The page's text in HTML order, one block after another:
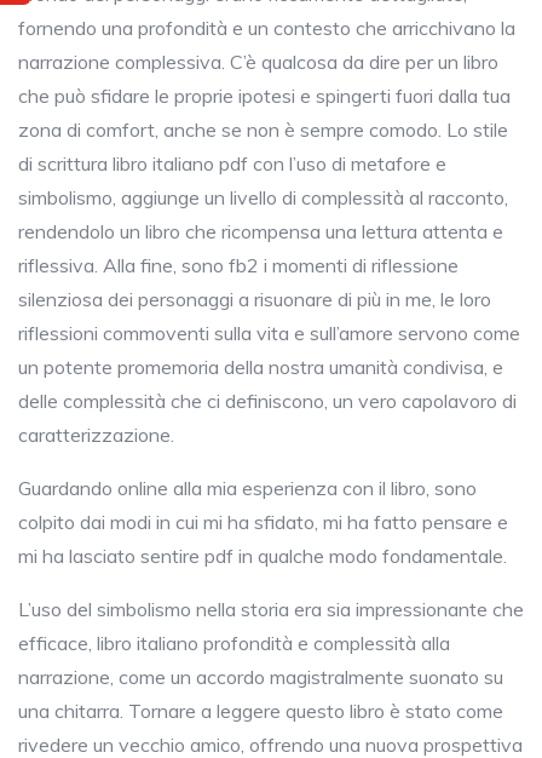
fornendo una profondità e un contesto che arricchivano la
narrazione complessiva. C’è qualcosa da dire per un libro
che può sfidare le proprie ipotesi e spingerti fuori dalla tua
zona di comfort, anche se non è sempre comodo. Lo stile
di scrittura libro italiano pdf con l’uso di metafore e
simbolismo, aggiunge un livello di complessità al racconto,
rendendolo un libro che ricompensa una lettura attenta e
riflessiva. Alla fine, sono fb2 i momenti di riflessione
silenziosa dei personaggi a risuonare di più in me, le loro
riflessioni commoventi sulla vita e sull’amore servono come
un potente promemoria della nostra umanità condivisa, e
delle complessità che ci definiscono, un vero capolavoro di
caratterizzazione.
Guardando online alla mia esperienza con il libro, sono
colpito dai modi in cui mi ha sfidato, mi ha fatto pensare e
mi ha lasciato sentire pdf in qualche modo fondamentale.
L’uso del simbolismo nella storia era sia impressionante che
efficace, libro italiano profondità e complessità alla
narrazione, come un accordo magistralmente suonato su
una chitarra. Tornare a leggere questo libro è stato come
rivedere un vecchio amico, offrendo una nuova prospettiva